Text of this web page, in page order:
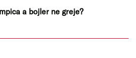
a bojler ne greje?